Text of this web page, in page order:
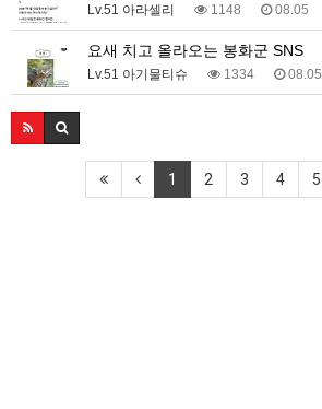
Lv.51 아라셀리 1148 08.05
요새 치고 올라오는 봉화군 SNS
Lv.51 아기물티슈 1334 08.05
1 2 3 4 5